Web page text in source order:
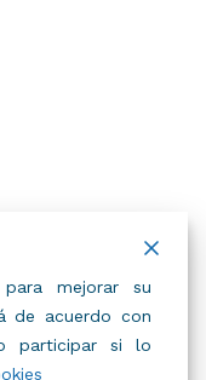
mejorar su
de acuerdo con
participar si lo